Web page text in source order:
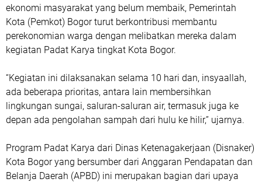
ekonomi masyarakat yang belum membaik, Pemerintah
Kota (Pemkot) Bogor turut berkontribusi membantu
perekonomian warga dengan melibatkan mereka dalam
kegiatan Padat Karya tingkat Kota Bogor.
“Kegiatan ini dilaksanakan selama 10 hari dan, insyaallah,
ada beberapa prioritas, antara lain membersihkan
lingkungan sungai, saluran-saluran air, termasuk juga ke
depan ada pengolahan sampah dari hulu ke hilir,” ujarnya.
Program Padat Karya dari Dinas Ketenagakerjaan (Disnaker)
Kota Bogor yang bersumber dari Anggaran Pendapatan dan
Belanja Daerah (APBD) ini merupakan bagian dari upaya